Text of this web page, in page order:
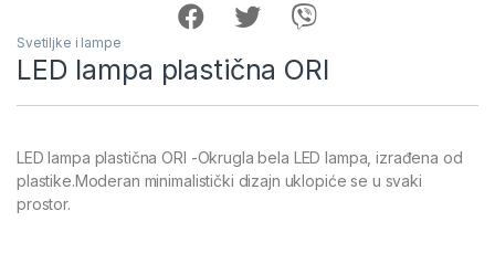
Svetiljke i lampe
LED lampa plastična ORI
LED lampa plastična ORI -Okrugla bela LED lampa, izrađena od
plastike.Moderan minimalistički dizajn uklopiće se u svaki
prostor.